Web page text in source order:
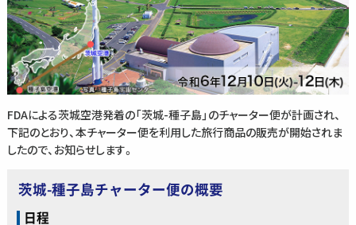
FDAによる茨城空港発着の「茨城-種子島」のチャーター便が計画され、
下記のとおり、本チャーター便を利用した旅行商品の販売が開始されま
したので、お知らせします。
茨城-種子島チャーター便の概要
日程